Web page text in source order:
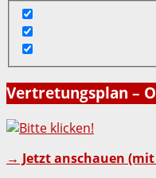
Vertretungsplan –
→ Jetzt anschauen (mit